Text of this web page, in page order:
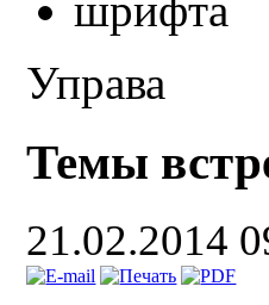
Управа
Темы
21.02.2014